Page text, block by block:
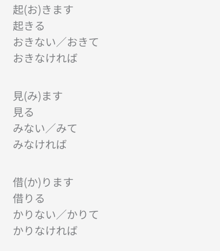
起(お)きます
起きる
おきない／おきて
おきなければ
見(み)ます
見る
みない／みて
みなければ
借(か)ります
借りる
かりない／かりて
かりなければ